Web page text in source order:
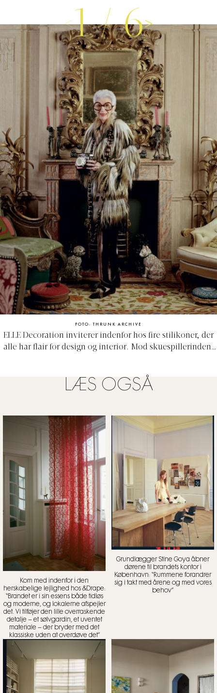
1/6
FOTO: THRUNK ARCHIVE
ELLE Decoration inviterer indenfor hos fire stilikoner, der
alle har flair for design og interiør. Mød skuespillerinden,
indretning. Læs om Modeentusiast Iris Apfel og om hendes
LÆS OGSÅ
Kom med indenfor i den
herskabelige lejlighed hos &Drape:
“Brandet er i sin essens både tidløs
og moderne, og lokalerne afspejler
det. Vi tilføjer den lille overraskende
detalje – et sølvgardin, et uventet
materiale – der bryder med det
klassiske uden at overdøve det”
Grundlægger Stine Goya åbner
dørene til brandets kontor i
København: “Rummene forandrer
sig i takt med årene og med vores
behov”